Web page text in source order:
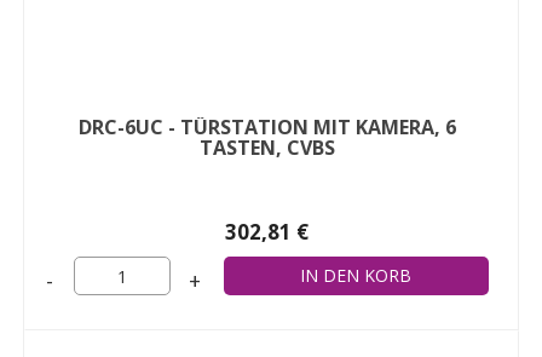
DRC-6UC - TÜRSTATION MIT KAMERA, 6
TASTEN, CVBS
302,81 €
- +